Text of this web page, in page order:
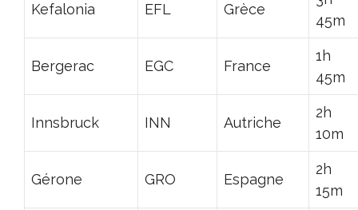
Kefalonia EFL Grèce
45m
Bergerac EGC France
1h
45m
Innsbruck INN Autriche
2h
10m
Gérone GRO Espagne
2h
15m